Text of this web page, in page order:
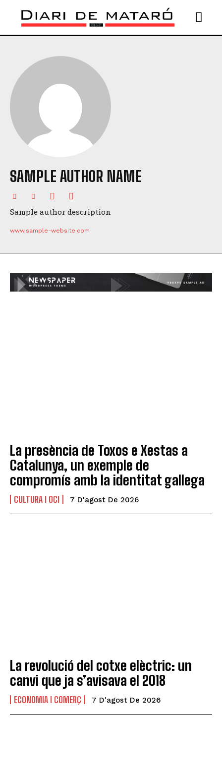
SAMPLE AUTHOR NAME
Sample author description
www.sample-website.com
La presència de Toxos e Xestas a
Catalunya, un exemple de
compromís amb la identitat gallega
CULTURA I OCI 7 D'agost De 2026
La revolució del cotxe elèctric: un
canvi que ja s’avisava el 2018
ECONOMIA I COMERÇ 7 D'agost De 2026